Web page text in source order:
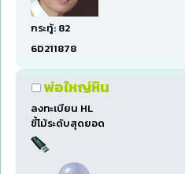
กระทู้: 82
6D211878
พ่อใหญ่หิน
ลงทะเบียน HL
ขี้โม้ระดับสุดยอด